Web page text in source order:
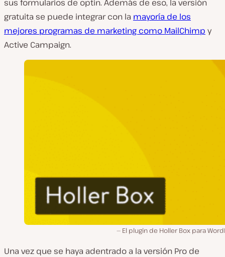
sus formularios de optin. Además de eso, la versión
gratuita se puede integrar con la mayoría de los
mejores programas de marketing como MailChimp y
Active Campaign.
El plugin de Holler Box para
Una vez que se haya adentrado a la versión Pro de